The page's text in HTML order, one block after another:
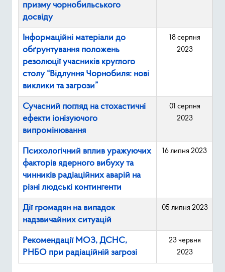
призму чорнобильського
досвіду
Інформаційні матеріали до
обґрунтування положень
резолюції учасників круглого
столу “Відлуння Чорнобиля: нові
виклики та загрози”
18 серпня
2023
Сучасний погляд на стохастичні
ефекти іонізуючого
випромінювання
01 серпня
2023
Психологічний вплив уражуючих
факторів ядерного вибуху та
чинників радіаційних аварій на
різні людські контингенти
16 липня 2023
Дії громадян на випадок
надзвичайних ситуацій
05 липня 2023
Рекомендації МОЗ, ДСНС,
РНБО при радіаційній загрозі
23 червня
2023